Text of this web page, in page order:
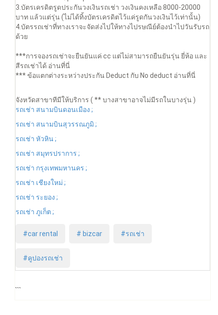
3.บัตรเครดิตรูดประกันวงเงินรถเช่า วงเงินคงเหลือ 8000-20000
บาท แล้วแต่รุ่น (ไม่ได้ทิ้งบัตรเครดิตไว้แค่รูดกันวงเงินไว้เท่านั้น)
4.บัตรรถเช่าที่ทางเราจะจัดส่งไปให้ทางไปรษณีย์ต้องนำไปวันรับรถ
ด้วย
***การจองรถเช่าจะยืนยันแค่ cc แต่ไม่สามารถยืนยันรุ่น ยี่ห้อ และ
สีรถเช่าได้ อ่านที่นี่
*** ข้อแตกต่างระหว่างประกัน Deduct กับ No deduct อ่านที่นี่
จังหวัดสาขาทีมีให้บริการ ( ** บางสาขาอาจไม่มีรถในบางรุ่น )
รถเช่า สนามบินดอนเมือง ;
รถเช่า สนามบินสุวรรณภูมิ ;
รถเช่า หัวหิน ;
รถเช่า สมุทรปราการ ;
รถเช่า กรุงเทพมหานคร ;
รถเช่า เชียงใหม่ ;
รถเช่า ระยอง ;
รถเช่า ภูเก็ต ;
#car rental # bizcar #รถเช่า
#คูปองรถเช่า
```